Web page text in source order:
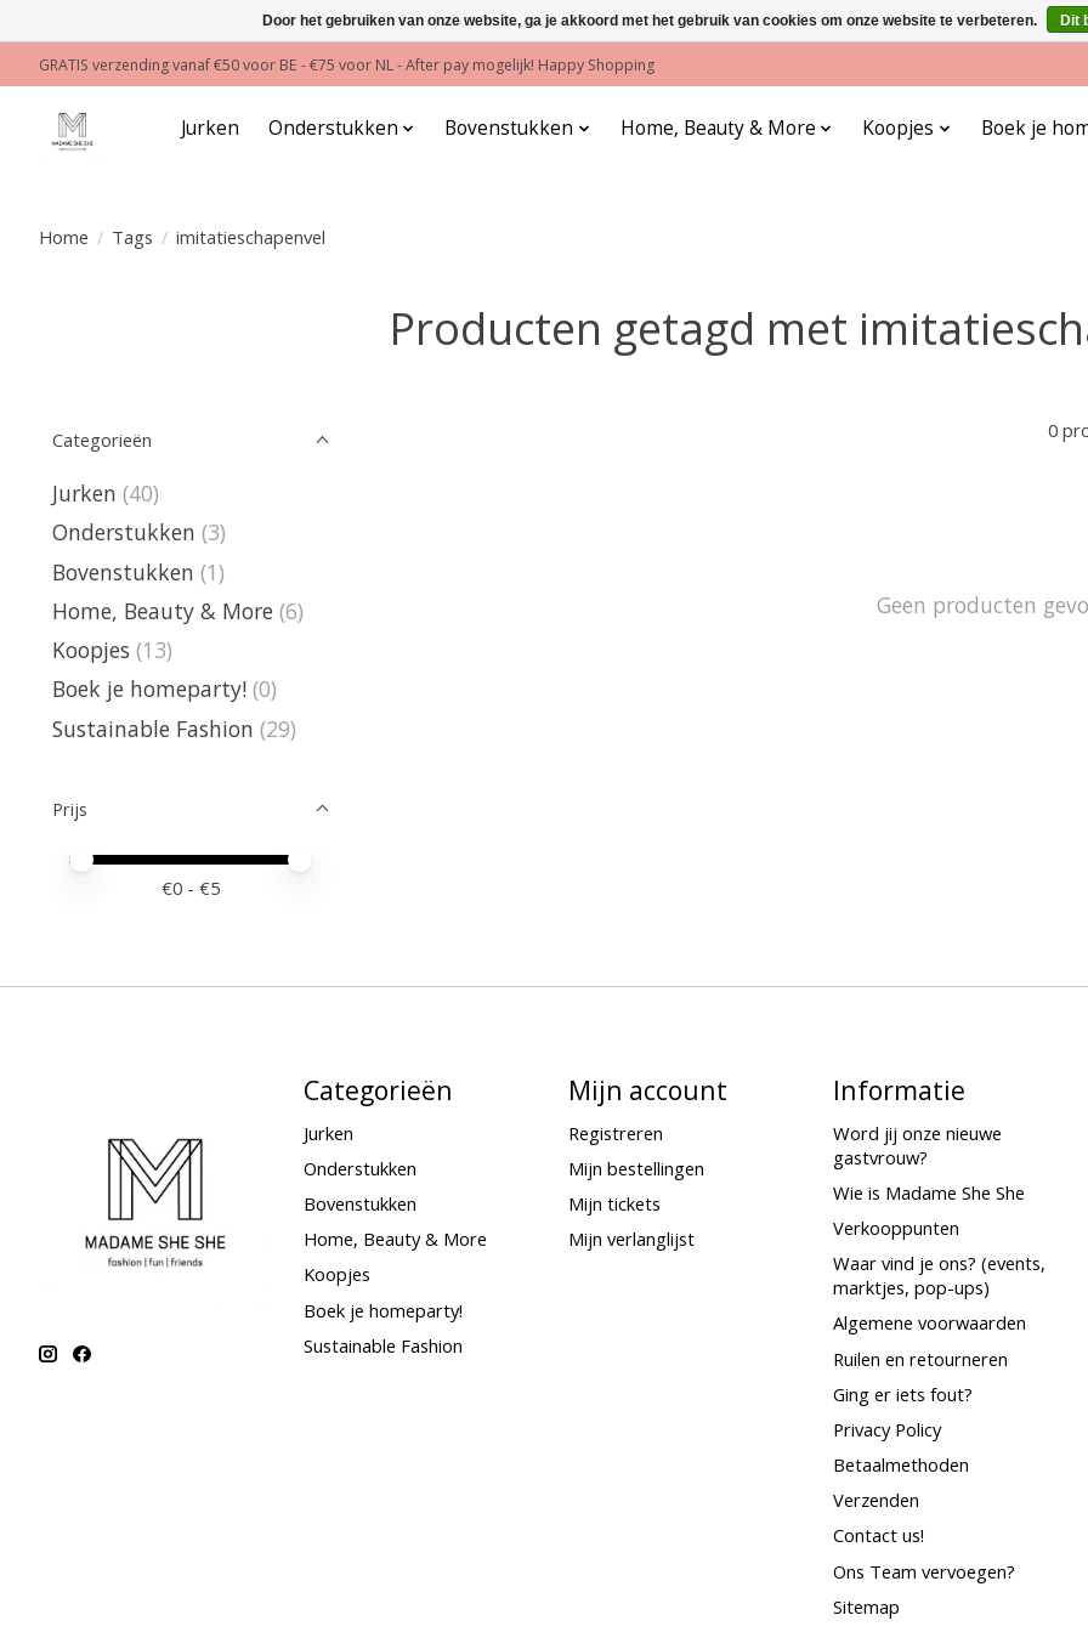
GRATIS verzending vanaf €50 voor BE - €75 voor NL - After pay mogelijk! Happy Shopping
Jurken Onderstukken Bovenstukken Home, Beauty & More Koopjes Boek je
Home / Tags / imitatieschapenvel
Producten getagd met
Categorieën
Jurken (40)
Onderstukken (3)
Bovenstukken (1)
Home, Beauty & More (6)
Koopjes (13)
Boek je homeparty! (0)
Sustainable Fashion (29)
Prijs
Minimale prijswaarde
Price maximum value
€0 - €5
0
Geen producten
Categorieën
Jurken
Onderstukken
Bovenstukken
Home, Beauty & More
Koopjes
Boek je homeparty!
Sustainable Fashion
Mijn account
Registreren
Mijn bestellingen
Mijn tickets
Mijn verlanglijst
Informatie
Word jij onze nieuwe
gastvrouw?
Wie is Madame She She
Verkooppunten
Waar vind je ons? (events,
marktjes, pop-ups)
Algemene voorwaarden
Ruilen en retourneren
Ging er iets fout?
Privacy Policy
Betaalmethoden
Verzenden
Contact us!
Ons Team vervoegen?
Sitemap
Door het gebruiken van onze website, ga je akkoord met het gebruik van cookies om onze website te verbeteren. Dit